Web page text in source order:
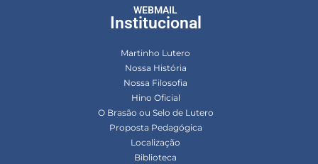
WEBMAIL
Institucional
Martinho Lutero
Nossa História
Nossa Filosofia
Hino Oficial
O Brasão ou Selo de Lutero
Proposta Pedagógica
Localização
Biblioteca